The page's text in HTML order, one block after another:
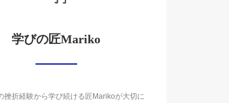
学びの匠Mariko
挫折経験から学び続ける匠Marikoが大切に